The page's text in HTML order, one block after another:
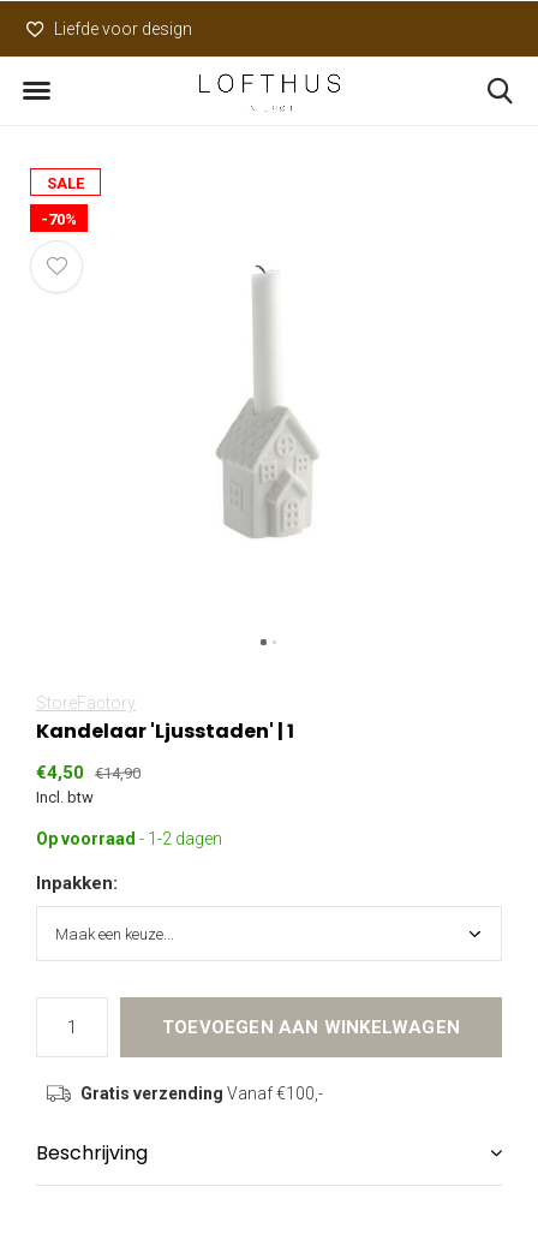
Liefde voor design
SALE
-70%
StoreFactory
Kandelaar 'Ljusstaden' | 1
€4,50 €14,90
Incl. btw
Op voorraad - 1-2 dagen
Inpakken:
TOEVOEGEN AAN WINKELWAGEN
Gratis verzending Vanaf €100,-
Beschrijving